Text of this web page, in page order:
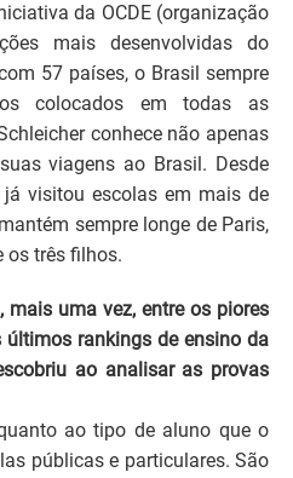
da OCDE (organização
mais desenvolvidas do
57 países, o Brasil sempre
colocados em todas as
conhece não apenas
viagens ao Brasil. Desde
visitou escolas em mais de
sempre longe de Paris,
os três filhos.
mais uma vez, entre os piores
rankings de ensino da
ao analisar as provas
ao tipo de aluno que o
públicas e particulares. São